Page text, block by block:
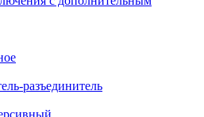
разъединитель